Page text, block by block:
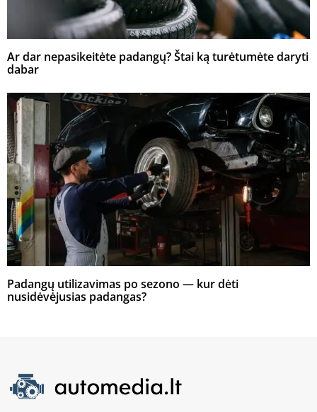
Ar dar nepasikeitėte padangų? Štai ką turėtumėte daryti
dabar
Padangų utilizavimas po sezono — kur dėti
nusidėvėjusias padangas?